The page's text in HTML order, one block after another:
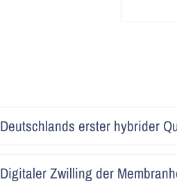
Deutschlands erster hybrider
Digitaler Zwilling der